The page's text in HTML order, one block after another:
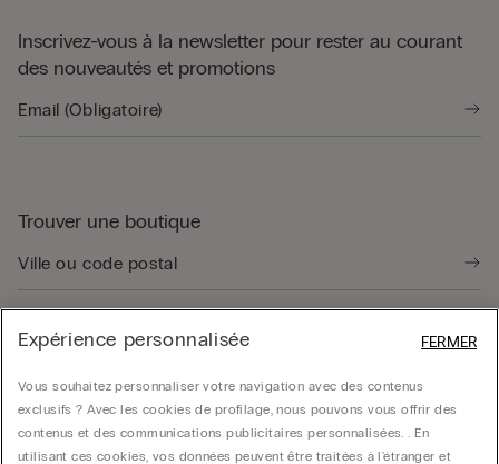
Inscrivez-vous à la newsletter pour rester au courant
des nouveautés et promotions
Trouver une boutique
Service client
Expérience personnalisée
Vous souhaitez personnaliser votre navigation avec des contenus
exclusifs ? Avec les cookies de profilage, nous pouvons vous offrir des
contenus et des communications publicitaires personnalisées. . En
utilisant ces cookies, vos données peuvent être traitées à l'étranger et
FERMER